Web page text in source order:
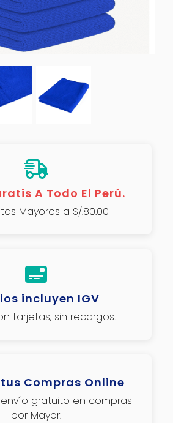
A Todo El Perú.
Mayores a S/.80.00
incluyen IGV
tarjetas, sin recargos.
tus Compras Online
gratuito en compras
por Mayor.